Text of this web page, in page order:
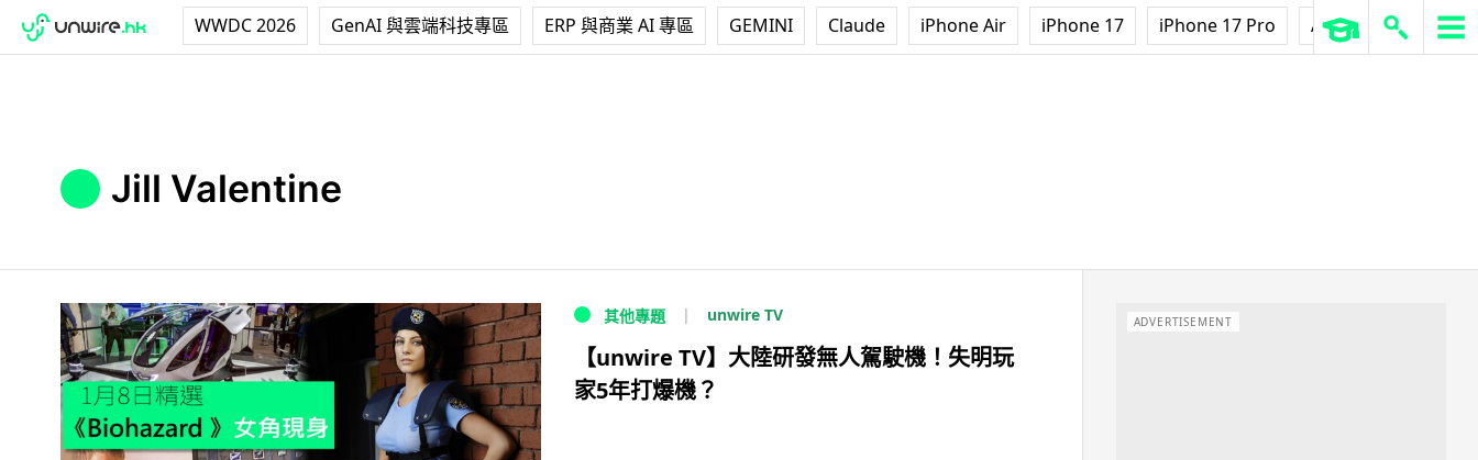
WWDC 2026 GenAI 與雲端科技專區 ERP 與商業 AI 專區 GEMINI Claude iPhone Air iPhone 17 iPhone 17 Pro AirPods Pro 3
Jill Valentine
其他專題 unwire TV
【unwire TV】大陸研發無人駕駛機！失明玩
家5年打爆機？
ADVERTISEMENT